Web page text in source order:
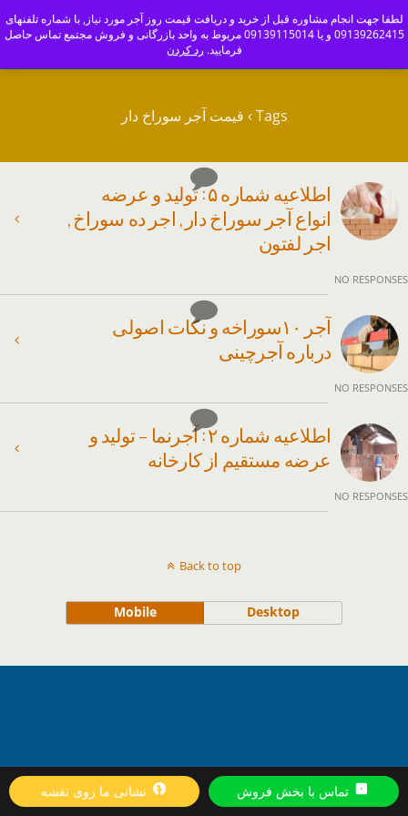
ajoranco_zapas
کارخانه آجر سفال و آجرنما اصفهان-09139115014
Tags › قیمت آجر سوراخ دار
اطلاعیه شماره ۵ : تولید و عرضه
انواع آجر سوراخ دار , اجر ده سوراخ ,
اجر لفتون
NO RESPONSES
آجر ۱۰سوراخه و نکات اصولی
درباره آجرچینی
NO RESPONSES
اطلاعیه شماره ۲ : آجرنما – تولید و
عرضه مستقیم از کارخانه
NO RESPONSES
Back to top
Mobile Desktop
لطفا جهت انجام مشاوره قبل از خرید و دریافت قیمت روز آجر مورد نیاز, با شماره تلفنهای
09139262415 و یا 09139115014 مربوط به واحد بازرگانی و فروش مجتمع تماس حاصل
فرمایید. رد کردن
تماس با بخش فروش نشانی ما روی نقشه